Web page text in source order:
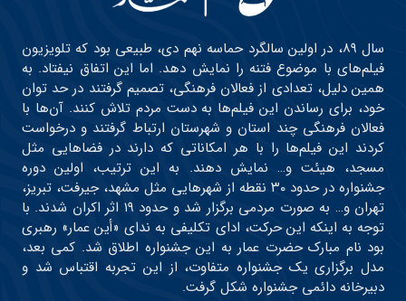
سال ۸۹، در اولین سالگرد حماسه نهم دی، طبیعی بود که تلویزیون
فیلم‌های با موضوع فتنه را نمایش دهد. اما این اتفاق نیفتاد. به
همین دلیل، تعدادی از فعالان فرهنگی، تصمیم گرفتند در حد توان
خود، برای رساندن این فیلم‌ها به دست مردم تلاش کنند. آن‌ها با
فعالان فرهنگی چند استان و شهرستان ارتباط گرفتند و درخواست
کردند این فیلم‌ها را با هر امکاناتی که دارند در فضاهایی مثل
مسجد، هیئت و… نمایش دهند. به این ترتیب، اولین دوره
جشنواره در حدود ۳۰ نقطه از شهرهایی مثل مشهد، جیرفت، تبریز،
تهران و… به صورت مردمی برگزار شد و حدود ۱۹ اثر اکران شدند. با
توجه به اینکه این حرکت، ادای تکلیفی به ندای «أین عمار» رهبری
بود نام مبارک حضرت عمار به این جشنواره اطلاق شد. کمی بعد،
مدل برگزاری یک جشنواره متفاوت، از این تجربه اقتباس شد و
دبیرخانه دائمی جشنواره شکل گرفت.